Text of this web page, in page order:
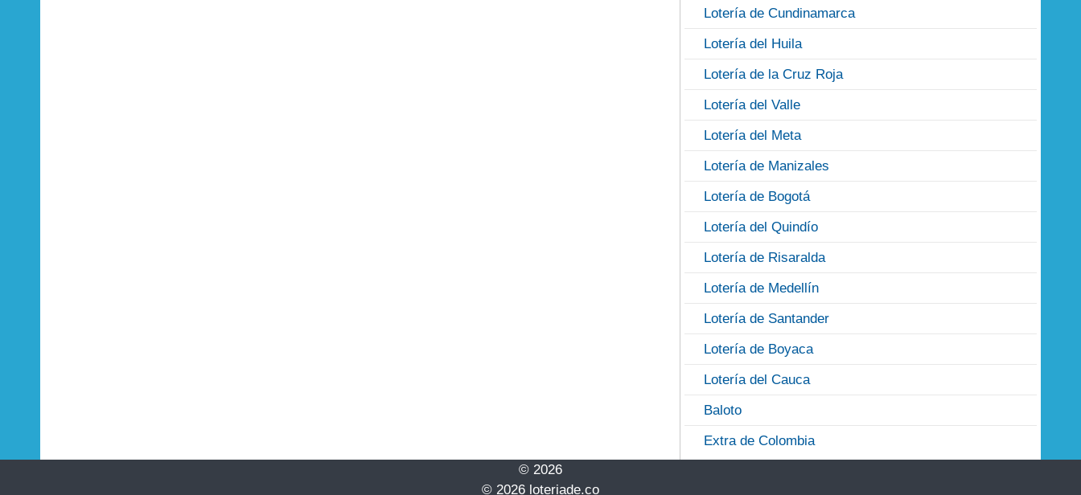
Lotería de Cundinamarca
Lotería del Huila
Lotería de la Cruz Roja
Lotería del Valle
Lotería del Meta
Lotería de Manizales
Lotería de Bogotá
Lotería del Quindío
Lotería de Risaralda
Lotería de Medellín
Lotería de Santander
Lotería de Boyaca
Lotería del Cauca
Baloto
Extra de Colombia
© 2026
© 2026 loteriade.co